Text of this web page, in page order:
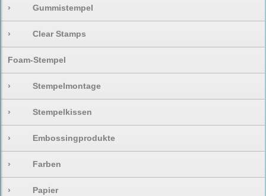
› Gummistempel
› Clear Stamps
Foam-Stempel
› Stempelmontage
› Stempelkissen
› Embossingprodukte
› Farben
› Papier